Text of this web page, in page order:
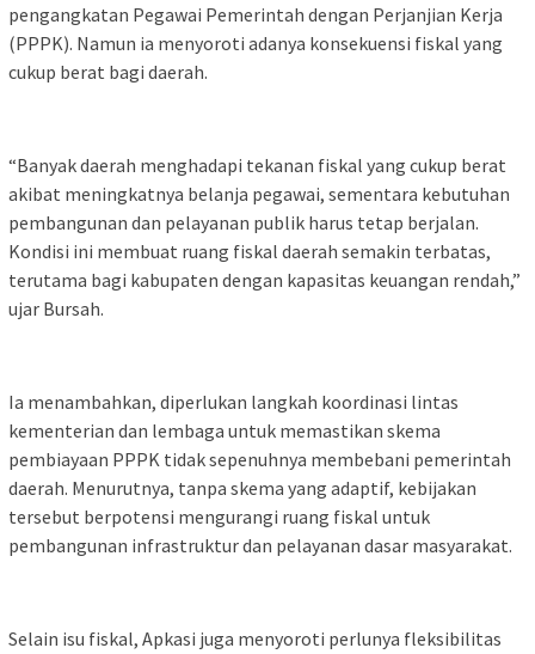
pengangkatan Pegawai Pemerintah dengan Perjanjian Kerja
(PPPK). Namun ia menyoroti adanya konsekuensi fiskal yang
cukup berat bagi daerah.
“Banyak daerah menghadapi tekanan fiskal yang cukup berat
akibat meningkatnya belanja pegawai, sementara kebutuhan
pembangunan dan pelayanan publik harus tetap berjalan.
Kondisi ini membuat ruang fiskal daerah semakin terbatas,
terutama bagi kabupaten dengan kapasitas keuangan rendah,”
ujar Bursah.
Ia menambahkan, diperlukan langkah koordinasi lintas
kementerian dan lembaga untuk memastikan skema
pembiayaan PPPK tidak sepenuhnya membebani pemerintah
daerah. Menurutnya, tanpa skema yang adaptif, kebijakan
tersebut berpotensi mengurangi ruang fiskal untuk
pembangunan infrastruktur dan pelayanan dasar masyarakat.
Selain isu fiskal, Apkasi juga menyoroti perlunya fleksibilitas